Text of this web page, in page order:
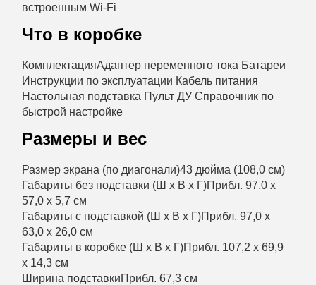
встроенным Wi‑Fi
Что в коробке
КомплектацияАдаптер переменного тока Батареи
Инструкции по эксплуатации Кабель питания
Настольная подставка Пульт ДУ Справочник по
быстрой настройке
Размеры и вес
Размер экрана (по диагонали)43 дюйма (108,0 см)
Габариты без подставки (Ш x В x Г)Прибл. 97,0 x
57,0 x 5,7 см
Габариты с подставкой (Ш x В x Г)Прибл. 97,0 x
63,0 x 26,0 см
Габариты в коробке (Ш x В x Г)Прибл. 107,2 x 69,9
x 14,3 см
Ширина подставкиПрибл. 67,3 см